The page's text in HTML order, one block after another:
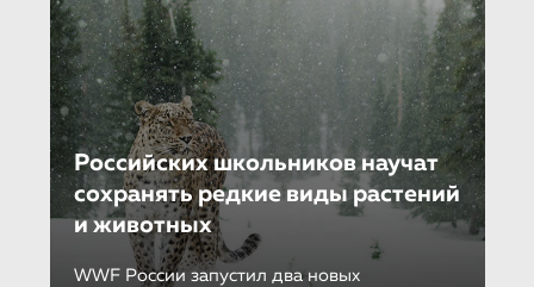
Российских школьников научат
сохранять редкие виды растений
и животных
WWF России запустил два новых